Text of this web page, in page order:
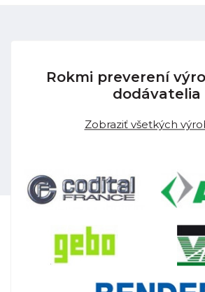
Rokmi preverení
dodávatelia
Zobraziť všetkých